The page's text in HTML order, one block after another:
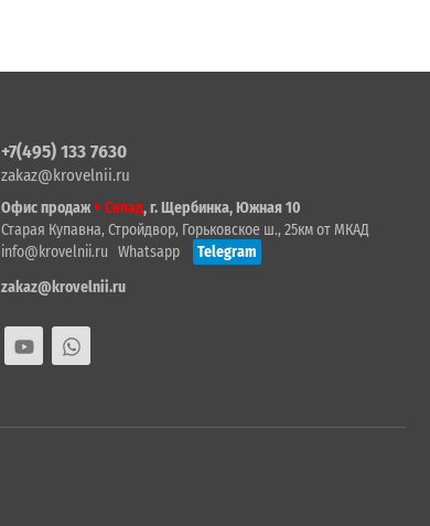
+7(495) 133 7630
zakaz@krovelnii.ru
Офис продаж+ Склад, г. Щербинка, Южная 10
Старая Купавна, Стройдвор, Горьковское ш., 25км от МКАД
info@krovelnii.ru
Whatsapp
Telegram
zakaz@krovelnii.ru